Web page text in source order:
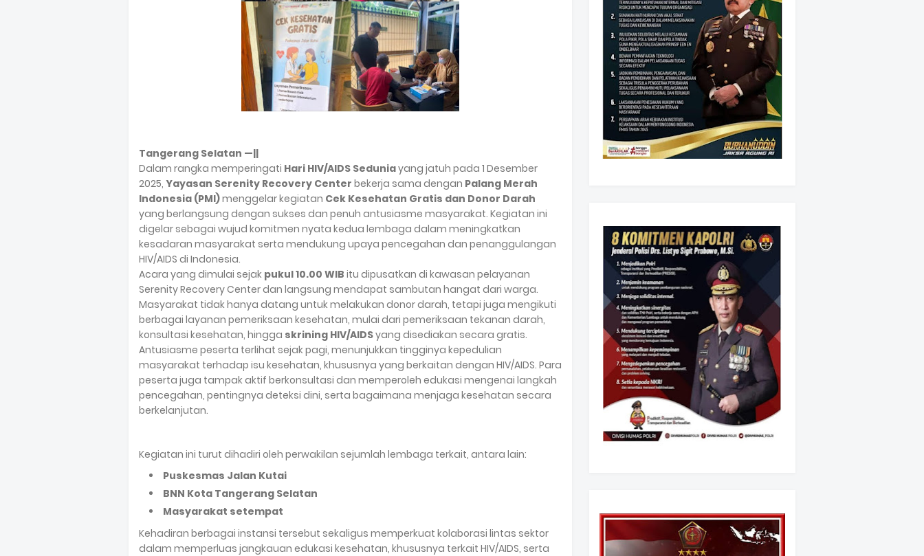
Tangerang Selatan —||
Dalam rangka memperingati Hari HIV/AIDS Seduniayang jatuh pada 1 Desember
2025, Yayasan Serenity Recovery Center bekerja sama dengan Palang Merah
Indonesia (PMI)menggelar kegiatan Cek Kesehatan Gratis dan Donor Darah
yang berlangsung dengan sukses dan penuh antusiasme masyarakat. Kegiatan ini
digelar sebagai wujud komitmen nyata kedua lembaga dalam meningkatkan
kesadaran masyarakat serta mendukung upaya pencegahan dan penanggulangan
HIV/AIDS di Indonesia.
Acara yang dimulai sejak pukul 10.00 WIB itu dipusatkan di kawasan pelayanan
Serenity Recovery Center dan langsung mendapat sambutan hangat dari warga.
Masyarakat tidak hanya datang untuk melakukan donor darah, tetapi juga mengikuti
berbagai layanan pemeriksaan kesehatan, mulai dari pemeriksaan tekanan darah,
konsultasi kesehatan, hingga skrining HIV/AIDSyang disediakan secara gratis.
Antusiasme peserta terlihat sejak pagi, menunjukkan tingginya kepedulian
masyarakat terhadap isu kesehatan, khususnya yang berkaitan dengan HIV/AIDS. Para
peserta juga tampak aktif berkonsultasi dan memperoleh edukasi mengenai langkah
pencegahan, pentingnya deteksi dini, serta bagaimana menjaga kesehatan secara
berkelanjutan.
Kegiatan ini turut dihadiri oleh perwakilan sejumlah lembaga terkait, antara lain:
Puskesmas Jalan Kutai
BNN Kota Tangerang Selatan
Masyarakat setempat
Kehadiran berbagai instansi tersebut sekaligus memperkuat kolaborasi lintas sektor
dalam memperluas jangkauan edukasi kesehatan, khususnya terkait HIV/AIDS, serta